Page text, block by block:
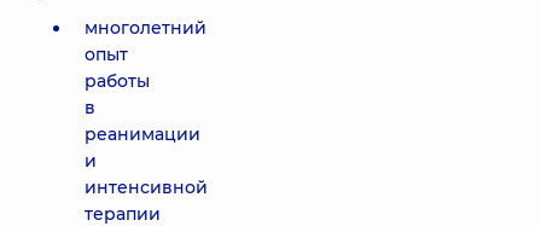
многолетний
опыт
работы
в
реанимации
и
интенсивной
терапии